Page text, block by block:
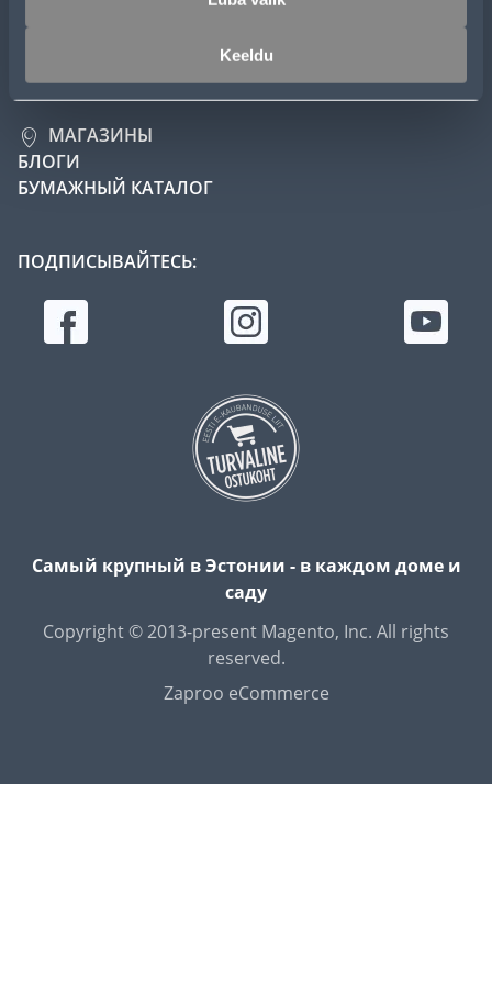
Keeldu
МАГАЗИНЫ
БЛОГИ
БУМАЖНЫЙ КАТАЛОГ
ПОДПИСЫВАЙТЕСЬ:
Самый крупный в Эстонии - в каждом доме и
саду
Copyright © 2013-present Magento, Inc. All rights
reserved.
Zaproo eCommerce